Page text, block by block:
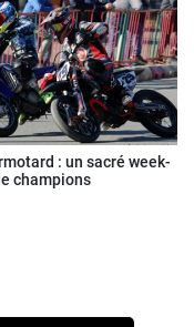
: un sacré week-
champions